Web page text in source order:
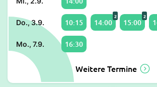
Do., 3.9. 10:15 14:00
2
15:00
2
Mo., 7.9. 16:30
Weitere Termine